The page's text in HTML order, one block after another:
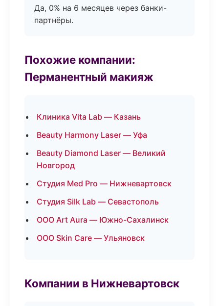
Да, 0% на 6 месяцев через банки-
партнёры.
Похожие компании:
Перманентный макияж
Клиника Vita Lab — Казань
Beauty Harmony Laser — Уфа
Beauty Diamond Laser — Великий
Новгород
Студия Med Pro — Нижневартовск
Студия Silk Lab — Севастополь
ООО Art Aura — Южно-Сахалинск
ООО Skin Care — Ульяновск
Компании в Нижневартовск